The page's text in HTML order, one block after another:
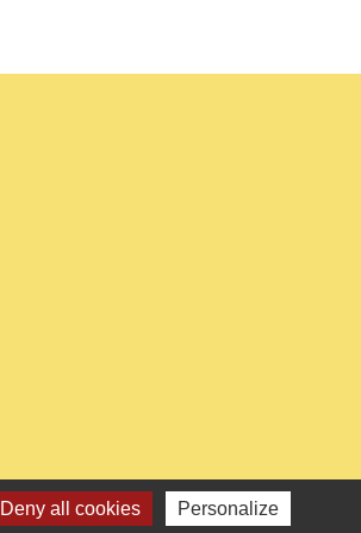
Deny all cookies Personalize